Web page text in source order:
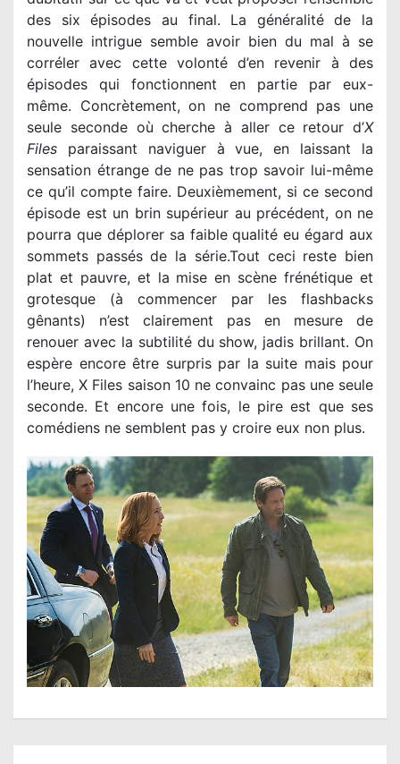
des six épisodes au final. La généralité de la
nouvelle intrigue semble avoir bien du mal à se
corréler avec cette volonté d’en revenir à des
épisodes qui fonctionnent en partie par eux-
même. Concrètement, on ne comprend pas une
seule seconde où cherche à aller ce retour d’X
Files paraissant naviguer à vue, en laissant la
sensation étrange de ne pas trop savoir lui-même
ce qu’il compte faire. Deuxièmement, si ce second
épisode est un brin supérieur au précédent, on ne
pourra que déplorer sa faible qualité eu égard aux
sommets passés de la série.Tout ceci reste bien
plat et pauvre, et la mise en scène frénétique et
grotesque (à commencer par les flashbacks
gênants) n’est clairement pas en mesure de
renouer avec la subtilité du show, jadis brillant. On
espère encore être surpris par la suite mais pour
l’heure, X Files saison 10 ne convainc pas une seule
seconde. Et encore une fois, le pire est que ses
comédiens ne semblent pas y croire eux non plus.